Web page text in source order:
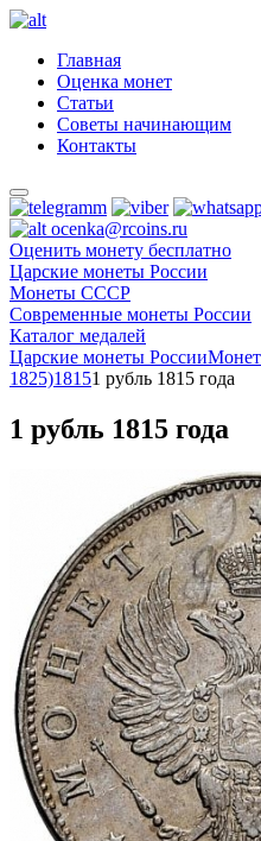
Главная
Оценка монет
Статьи
Советы начинающим
Контакты
ocenka@rcoins.ru
Оценить монету бесплатно
Царские монеты России
Монеты СССР
Современные монеты России
Каталог медалей
Царские монеты России
1825)18151 рубль 1815 года
1 рубль 1815 года